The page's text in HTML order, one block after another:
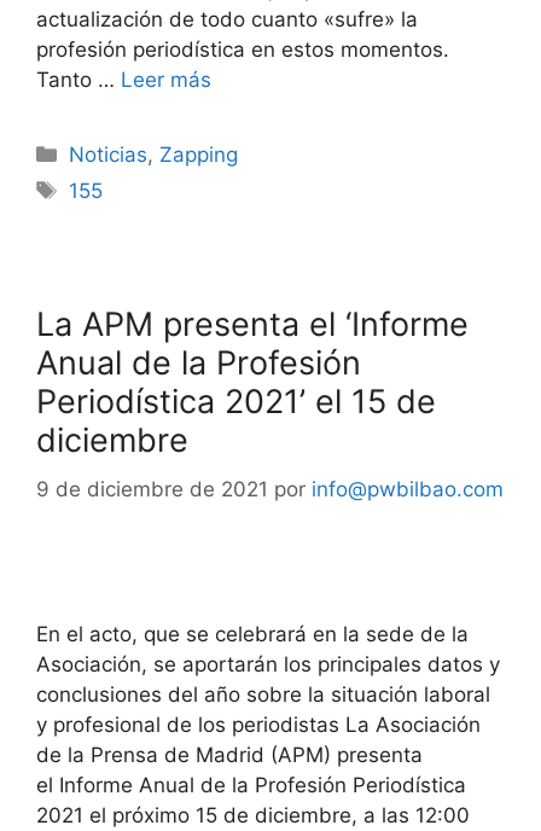
actualización de todo cuanto «sufre» la
profesión periodística en estos momentos.
Tanto … Leer más
Noticias, Zapping
155
La APM presenta el ‘Informe
Anual de la Profesión
Periodística 2021’ el 15 de
diciembre
9 de diciembre de 2021 por info@pwbilbao.com
En el acto, que se celebrará en la sede de la
Asociación, se aportarán los principales datos y
conclusiones del año sobre la situación laboral
y profesional de los periodistas La Asociación
de la Prensa de Madrid (APM) presenta
el Informe Anual de la Profesión Periodística
2021 el próximo 15 de diciembre, a las 12:00